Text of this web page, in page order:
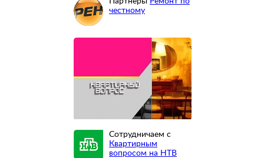
честному
Сотрудничаем с
Квартирным
вопросом на НТВ